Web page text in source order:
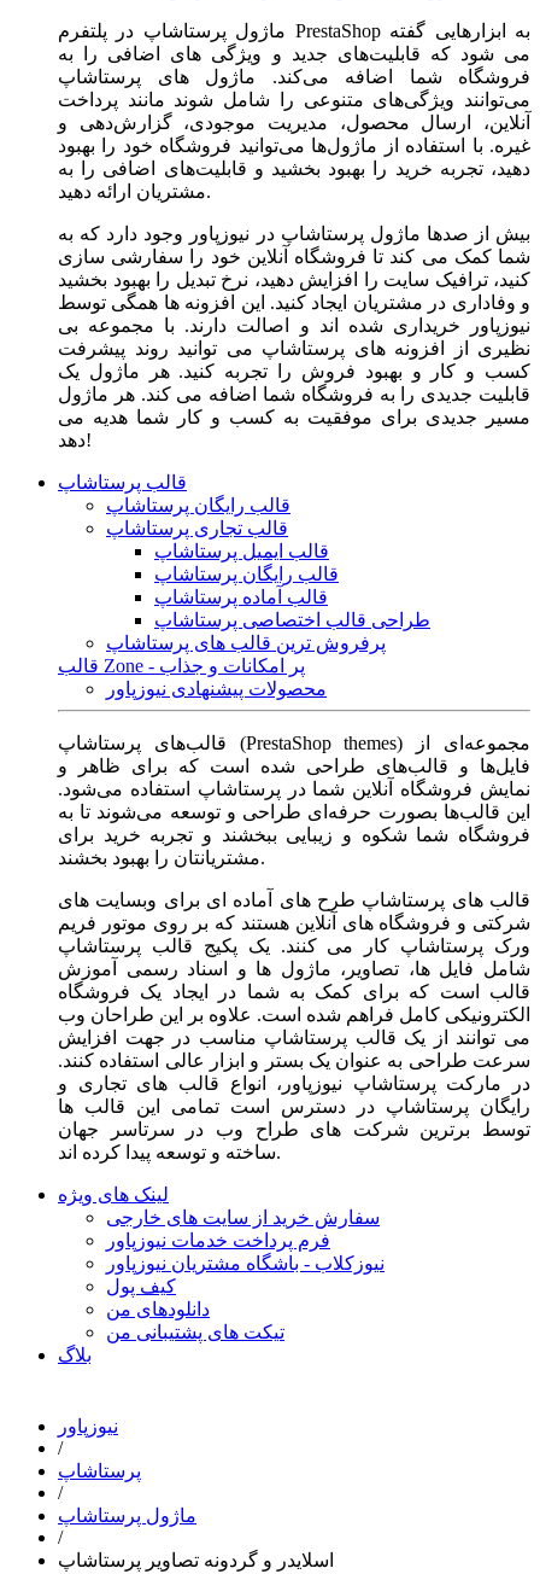
ماژول‌ پرستاشاپ در پلتفرم PrestaShop به ابزارهایی گفته
می شود که قابلیت‌های جدید و ویژگی های اضافی را به
فروشگاه شما اضافه می‌کند. ماژول های پرستاشاپ
می‌توانند ویژگی‌های متنوعی را شامل شوند مانند پرداخت
آنلاین، ارسال محصول، مدیریت موجودی، گزارش‌دهی و
غیره. با استفاده از ماژول‌ها می‌توانید فروشگاه خود را بهبود
دهید، تجربه خرید را بهبود بخشید و قابلیت‌های اضافی را به
مشتریان ارائه دهید.
بیش از صدها ماژول پرستاشاپ در نیوزپاور وجود دارد که به
شما کمک می کند تا فروشگاه آنلاین خود را سفارشی سازی
کنید، ترافیک سایت را افزایش دهید، نرخ تبدیل را بهبود بخشید
و وفاداری در مشتریان ایجاد کنید. این افزونه ها همگی توسط
نیوزپاور خریداری شده اند و اصالت دارند. با مجموعه بی
نظیری از افزونه های پرستاشاپ می توانید روند پیشرفت
کسب و کار و بهبود فروش را تجربه کنید. هر ماژول یک
قابلیت جدیدی را به فروشگاه شما اضافه می کند. هر ماژول
مسیر جدیدی برای موفقیت به کسب و کار شما هدیه می
دهد!
قالب پرستاشاپ
قالب رایگان پرستاشاپ
قالب تجاری پرستاشاپ
قالب ایمیل پرستاشاپ
قالب رایگان پرستاشاپ
قالب آماده پرستاشاپ
طراحی قالب اختصاصی پرستاشاپ
پرفروش ترین قالب های پرستاشاپ
قالب Zone - پر امکانات و جذاب
محصولات پیشنهادی نیوزپاور
قالب‌های پرستاشاپ (PrestaShop themes) مجموعه‌ای از
فایل‌ها و قالب‌های طراحی شده است که برای ظاهر و
نمایش فروشگاه آنلاین شما در پرستاشاپ استفاده می‌شود.
این قالب‌ها بصورت حرفه‌ای طراحی و توسعه می‌شوند تا به
فروشگاه شما شکوه و زیبایی ببخشند و تجربه خرید برای
مشتریانتان را بهبود بخشند.
قالب های پرستاشاپ طرح های آماده ای برای وبسایت های
شرکتی و فروشگاه های آنلاین هستند که بر روی موتور فریم
ورک پرستاشاپ کار می کنند. یک پکیج قالب پرستاشاپ
شامل فایل ها، تصاویر، ماژول ها و اسناد رسمی آموزش
قالب است که برای کمک به شما در ایجاد یک فروشگاه
الکترونیکی کامل فراهم شده است. علاوه بر این طراحان وب
می توانند از یک قالب پرستاشاپ مناسب در جهت افزایش
سرعت طراحی به عنوان یک بستر و ابزار عالی استفاده کنند.
در مارکت پرستاشاپ نیوزپاور، انواع قالب های تجاری و
رایگان پرستاشاپ در دسترس است تمامی این قالب ها
توسط برترین شرکت های طراح وب در سرتاسر جهان
ساخته و توسعه پیدا کرده اند.
لینک های ویژه
سفارش خرید از سایت های خارجی
فرم پرداخت خدمات نیوزپاور
نیوزکلاب - باشگاه مشتریان نیوزپاور
کیف پول
دانلودهای من
تیکت های پشتیبانی من
بلاگ
نیوزپاور
/
پرستاشاپ
/
ماژول پرستاشاپ
/
اسلایدر و گردونه تصاویر پرستاشاپ